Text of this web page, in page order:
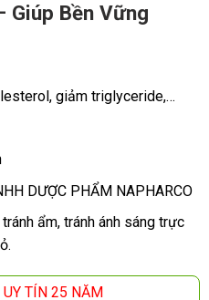
Giúp Bền Vững
giảm triglyceride,…
DƯỢC PHẨM NAPHARCO
ẩm, tránh ánh sáng trực
TÍN 25 NĂM